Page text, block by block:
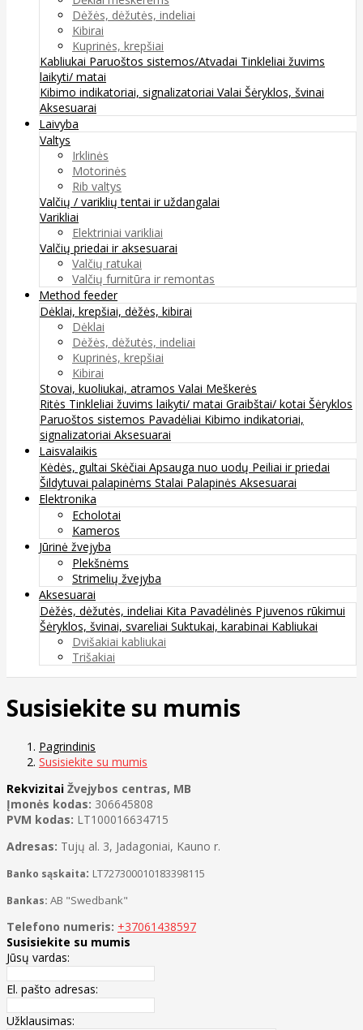
Dėžės, dėžutės, indeliai
Kibirai
Kuprinės, krepšiai
Kabliukai Paruoštos sistemos/Atvadai Tinkleliai žuvims
laikyti/ matai
Kibimo indikatoriai, signalizatoriai Valai Šėryklos, švinai
Aksesuarai
Laivyba
Valtys
Irklinės
Motorinės
Rib valtys
Valčių / variklių tentai ir uždangalai
Varikliai
Elektriniai varikliai
Valčių priedai ir aksesuarai
Valčių ratukai
Valčių furnitūra ir remontas
Method feeder
Dėklai, krepšiai, dėžės, kibirai
Dėklai
Dėžės, dėžutės, indeliai
Kuprinės, krepšiai
Kibirai
Stovai, kuoliukai, atramos Valai Meškerės
Ritės Tinkleliai žuvims laikyti/ matai Graibštai/ kotai Šėryklos
Paruoštos sistemos Pavadėliai Kibimo indikatoriai,
signalizatoriai Aksesuarai
Laisvalaikis
Kėdės, gultai Skėčiai Apsauga nuo uodų Peiliai ir priedai
Šildytuvai palapinėms Stalai Palapinės Aksesuarai
Elektronika
Echolotai
Kameros
Jūrinė žvejyba
Plekšnėms
Strimelių žvejyba
Aksesuarai
Dėžės, dėžutės, indeliai Kita Pavadėlinės Pjuvenos rūkimui
Šėryklos, švinai, svareliai Suktukai, karabinai Kabliukai
Dvišakiai kabliukai
Trišakiai
Susisiekite su mumis
Pagrindinis
Susisiekite su mumis
Rekvizitai Žvejybos centras, MB
Įmonės kodas: 306645808
PVM kodas: LT100016634715
Adresas: Tujų al. 3, Jadagoniai, Kauno r.
Banko sąskaita: LT727300010183398115
Bankas: AB "Swedbank"
Telefono numeris: +37061438597
Susisiekite su mumis
Jūsų vardas:
El. pašto adresas:
Užklausimas: